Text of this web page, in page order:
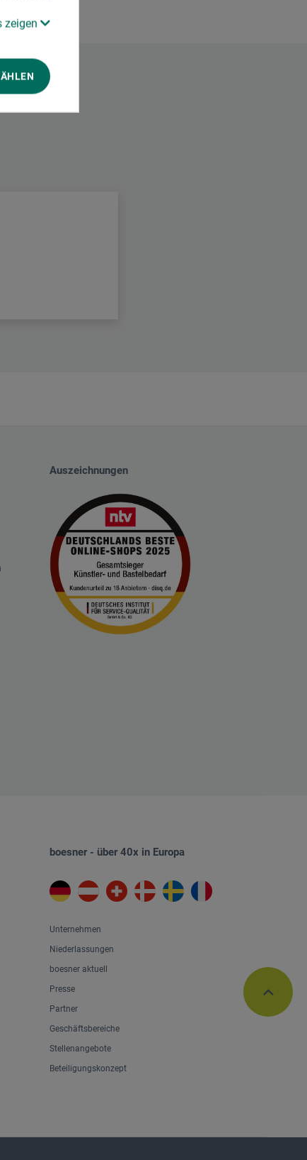
zeigen
Auszeichnungen
boesner - über 40x in Europa
Unternehmen
Niederlassungen
boesner aktuell
Presse
Partner
Geschäftsbereiche
Stellenangebote
Beteiligungskonzept